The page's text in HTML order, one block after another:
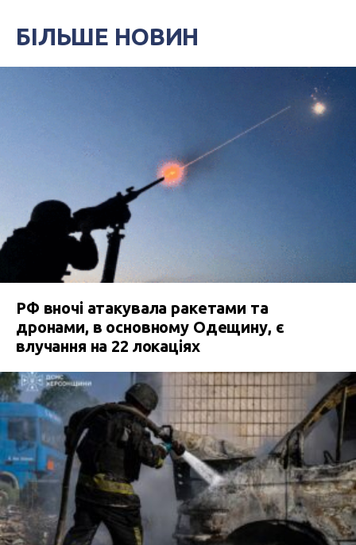
БІЛЬШЕ НОВИН
РФ вночі атакувала ракетами та
дронами, в основному Одещину, є
влучання на 22 локаціях